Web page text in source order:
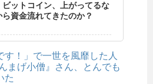
ビットコイン、上がってるな
ら資金流れてきたのか？
す！」で一世を風靡した人
まげ小僧』さん、とんでも
た